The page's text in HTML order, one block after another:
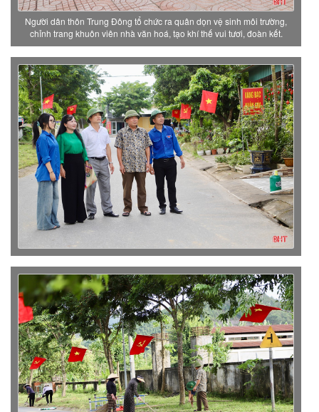
Người dân thôn Trung Đông tổ chức ra quân dọn vệ sinh môi trường,
chỉnh trang khuôn viên nhà văn hoá, tạo khí thế vui tươi, đoàn kết.